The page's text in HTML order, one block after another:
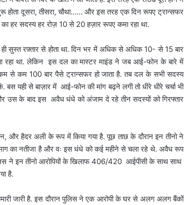
दूसरा, तीसरा, चौथा…… और इस तरह एक दिन रूपए ट्रान्सफर
हर सदस्य हर रोज़ 10 से 20 हज़ार रूपए कमा रहा था.
सुस्त रफ़्तार से होता था. दिन भर में अधिक से अधिक 10- से 15 बार
रहा था. लेकिन इस दल का मास्टर माइंड ने जब आई-फोन के बारे में
से कम 100 बार पैसे ट्रान्सफर हो जाता है. तब दल के सभी सदस्य
से बाज़ार में आई-फोन की मांग बढ़ने लगी तो धीरे धीरे चर्चा भी
के बाद इस अवैध धंधे को अंजाम दे रहे तीन सदस्यों को गिरफ्तार
और हैदर अली के रूप में किया गया है. पूछ ताछ के दौरान इन तीनो ने
का नतीजा है और वः इस धंधे को कई महीने से चला रहे थे. अवैध रूप
ने इन तीनो आरोपियों के खिलाफ 406/420 आईपीसी के साथ साथ
है.
जारी है. इस दौरान पुलिस ने एक आरोपी के घर से अलग अलग बैंकों